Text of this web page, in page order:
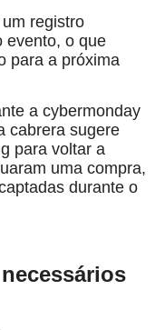
registro
evento, o que
para a próxima
a cybermonday
cabrera sugere
para voltar a
uma compra,
durante o